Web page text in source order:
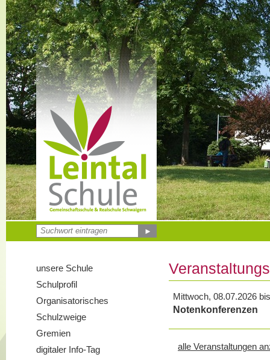
►
unsere Schule
Schulprofil
Organisatorisches
Schulzweige
Gremien
digitaler Info-Tag
Mittwoch, 08.07.2026
Notenkonferenzen
alle Veranstaltungen